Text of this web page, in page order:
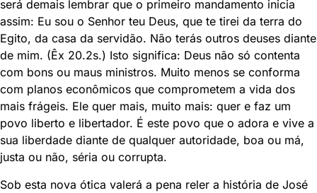
será demais lembrar que o primeiro mandamento inicia
assim: Eu sou o Senhor teu Deus, que te tirei da terra do
Egito, da casa da servidão. Não terás outros deuses diante
de mim. (Êx 20.2s.) Isto significa: Deus não só contenta
com bons ou maus ministros. Muito menos se conforma
com planos econômicos que comprometem a vida dos
mais frágeis. Ele quer mais, muito mais: quer e faz um
povo liberto e libertador. É este povo que o adora e vive a
sua liberdade diante de qualquer autoridade, boa ou má,
justa ou não, séria ou corrupta.
Sob esta nova ótica valerá a pena reler a história de José